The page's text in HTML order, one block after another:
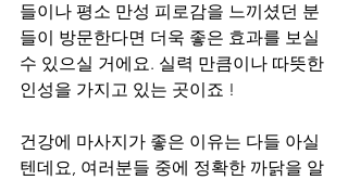
들이나 평소 만성 피로감을 느끼셨던 분
들이 방문한다면 더욱 좋은 효과를 보실
수 있으실 거에요. 실력 만큼이나 따뜻한
인성을 가지고 있는 곳이죠 !
건강에 마사지가 좋은 이유는 다들 아실
텐데요, 여러분들 중에 정확한 까닭을 알